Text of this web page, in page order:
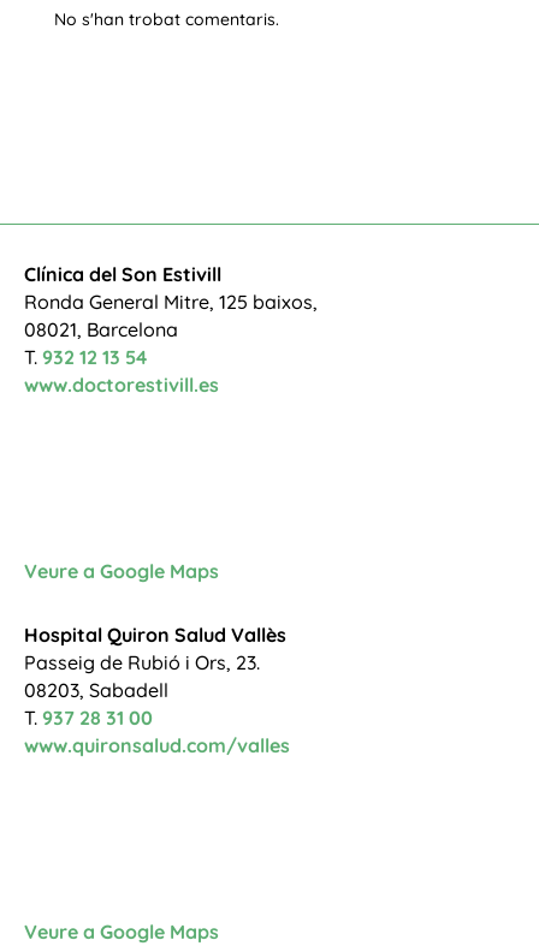
No s'han trobat comentaris.
Clínica del Son Estivill
Ronda General Mitre, 125 baixos,
08021, Barcelona
T. 932 12 13 54
www.doctorestivill.es
Veure a Google Maps
Hospital Quiron Salud Vallès
Passeig de Rubió i Ors, 23.
08203, Sabadell
T. 937 28 31 00
www.quironsalud.com/valles
Veure a Google Maps